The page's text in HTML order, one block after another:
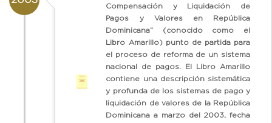
Compensación y Liquidación de
Pagos y Valores en República
Dominicana” (conocido como el
Libro Amarillo) punto de partida para
el proceso de reforma de un sistema
nacional de pagos. El Libro Amarillo
contiene una descripción sistemática
y profunda de los sistemas de pago y
liquidación de valores de la República
Dominicana a marzo del 2003, fecha